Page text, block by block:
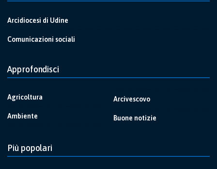
Arcidiocesi di Udine
Comunicazioni sociali
Approfondisci
Agricoltura
Ambiente
Arcivescovo
Buone notizie
Più popolari